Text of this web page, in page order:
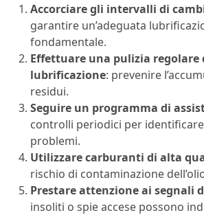
Accorciare gli intervalli di
garantire un’adeguata
fondamentale.
Effettuare una pulizia regolare
lubrificazione: prevenire
residui.
Seguire un programma di
controlli periodici per
problemi.
Utilizzare carburanti di alta
rischio di contaminazione
Prestare attenzione ai segnali
insoliti o spie accese possono